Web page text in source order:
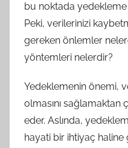
bu noktada
Peki, verilerinizi
gereken önlemler
yöntemleri nelerdir?
Yedeklemenin önemi,
olmasını sağlamaktan
eder. Aslında,
hayati bir ihtiyaç haline